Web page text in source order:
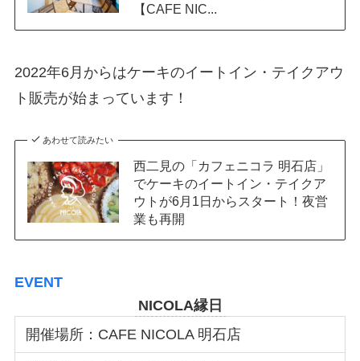
【CAFE NIC...
2022年6月からはケーキのイートイン・テイクアウ
ト販売が始まっています！
あわせて読みたい
西二見の「カフェニコラ 明石店」
でケーキのイートイン・テイクア
ウトが6月1日からスタート！夜営
業も再開
EVENT
NICOLA縁日
開催場所：CAFE NICOLA 明石店